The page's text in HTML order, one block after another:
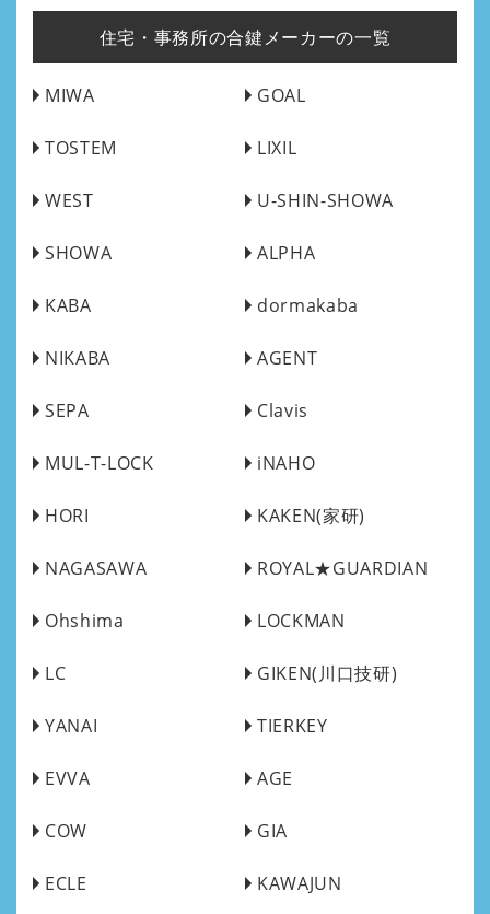
住宅・事務所の合鍵メーカーの一覧
MIWA GOAL
TOSTEM LIXIL
WEST U-SHIN-SHOWA
SHOWA ALPHA
KABA dormakaba
NIKABA AGENT
SEPA Clavis
MUL-T-LOCK iNAHO
HORI KAKEN(家研)
NAGASAWA ROYAL★GUARDIAN
Ohshima LOCKMAN
LC GIKEN(川口技研)
YANAI TIERKEY
EVVA AGE
COW GIA
ECLE KAWAJUN